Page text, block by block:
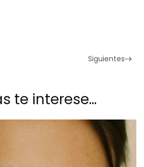
Siguientes
te interese…